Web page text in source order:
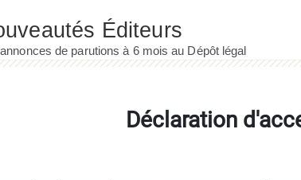
Déclaration